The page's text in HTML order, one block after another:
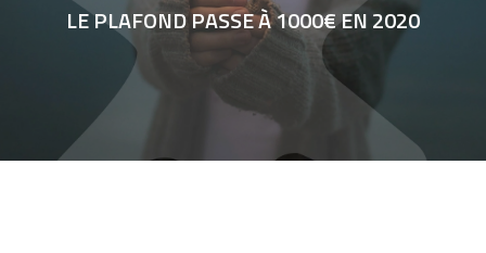
LE PLAFOND PASSE À 1000€ EN 2020